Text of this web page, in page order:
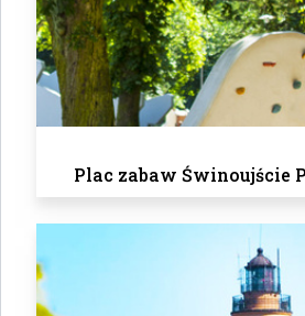
Plac zabaw Świnoujście